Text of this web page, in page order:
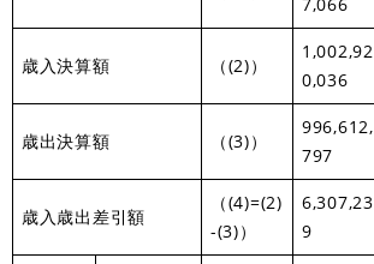
歳入決算額 （(2)）
1,002,92
0,036
歳出決算額 （(3)）
996,612,
797
歳入歳出差引額
（(4)=(2)
-(3)）
6,307,23
9